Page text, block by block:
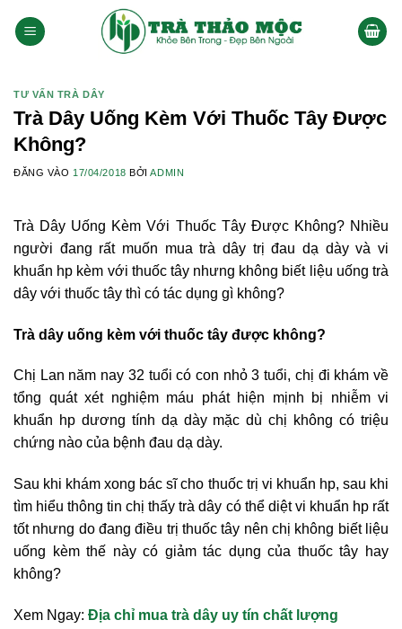
qua
TƯ VẤN TRÀ DÂY
Trà Dây Uống Kèm Với Thuốc Tây Được
Không?
ĐĂNG VÀO 17/04/2018 BỞIADMIN
Trà Dây Uống Kèm Với Thuốc Tây Được Không? Nhiều
người đang rất muốn mua trà dây trị đau dạ dày và vi
khuẩn hp kèm với thuốc tây nhưng không biết liệu uống trà
dây với thuốc tây thì có tác dụng gì không?
Trà dây uống kèm với thuốc tây được không?
Chị Lan năm nay 32 tuổi có con nhỏ 3 tuổi, chị đi khám về
tổng quát xét nghiệm máu phát hiện mịnh bị nhiễm vi
khuẩn hp dương tính dạ dày mặc dù chị không có triệu
chứng nào của bệnh đau dạ dày.
Sau khi khám xong bác sĩ cho thuốc trị vi khuẩn hp, sau khi
tìm hiểu thông tin chị thấy trà dây có thể diệt vi khuẩn hp rất
tốt nhưng do đang điều trị thuốc tây nên chị không biết liệu
uống kèm thế này có giảm tác dụng của thuốc tây hay
không?
Xem Ngay: Địa chỉ mua trà dây uy tín chất lượng